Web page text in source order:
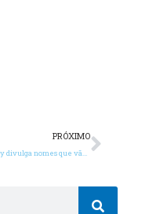
PRÓXIMO
“Itamaraty divulga nomes que vão participar de ‘Diálogos’ na Rio+20” – G1